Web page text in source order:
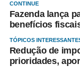
CONTINUE
Fazenda lança
benefícios
TÓPICOS
Redução de
prioridades,